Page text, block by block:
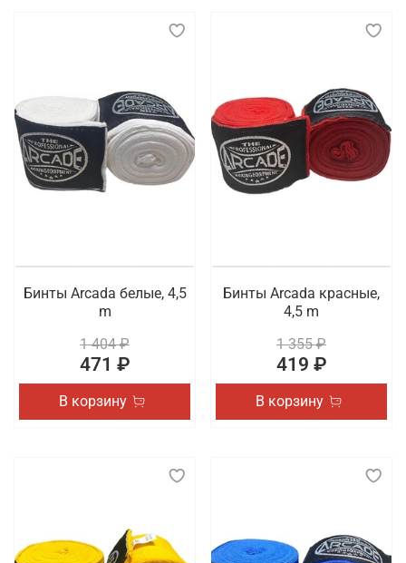
Бинты Arcada белые, 4,5
m
1 404 ₽
471 ₽
В корзину
Бинты Arcada красные,
4,5 m
1 355 ₽
419 ₽
В корзину